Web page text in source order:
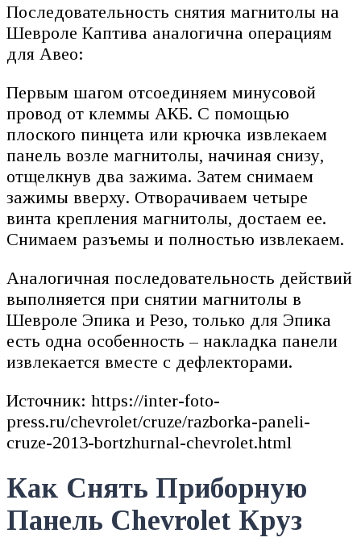
Последовательность снятия магнитолы на
Шевроле Каптива аналогична операциям
для Авео:
Первым шагом отсоединяем минусовой
провод от клеммы АКБ. С помощью
плоского пинцета или крючка извлекаем
панель возле магнитолы, начиная снизу,
отщелкнув два зажима. Затем снимаем
зажимы вверху. Отворачиваем четыре
винта крепления магнитолы, достаем ее.
Снимаем разъемы и полностью извлекаем.
Аналогичная последовательность действий
выполняется при снятии магнитолы в
Шевроле Эпика и Резо, только для Эпика
есть одна особенность – накладка панели
извлекается вместе с дефлекторами.
Источник: https://inter-foto-
press.ru/chevrolet/cruze/razborka-paneli-
cruze-2013-bortzhurnal-chevrolet.html
Как Снять Приборную
Панель Chevrolet Круз